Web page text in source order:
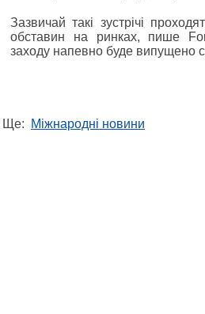
Зазвичай такі зустрічі
обставин на ринках, пише
заходу напевно буде випущено
Ще: Міжнародні новини